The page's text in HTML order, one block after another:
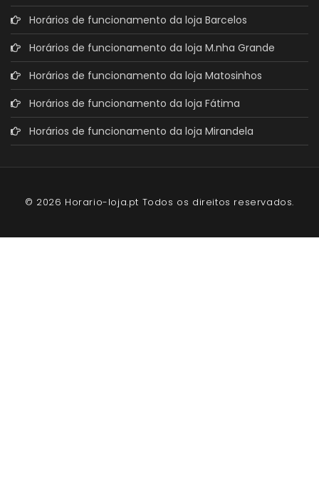
Horários de funcionamento da loja Barcelos
Horários de funcionamento da loja M.nha Grande
Horários de funcionamento da loja Matosinhos
Horários de funcionamento da loja Fátima
Horários de funcionamento da loja Mirandela
© 2026 Horario-loja.pt Todos os direitos reservados.